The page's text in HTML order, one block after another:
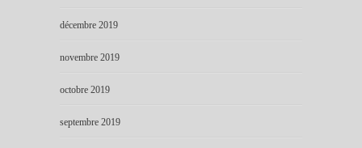
décembre 2019
novembre 2019
octobre 2019
septembre 2019